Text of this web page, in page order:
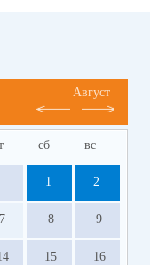
Август
сб вс
1 2
7 8 9
15 16